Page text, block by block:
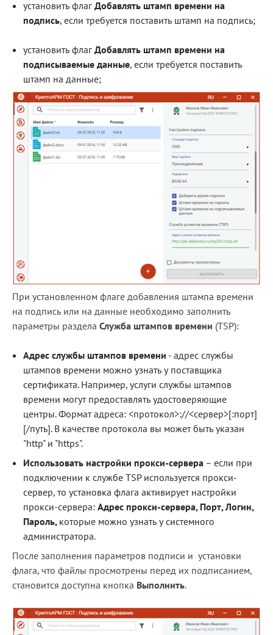
установить флаг Добавлять штамп времени на
подпись, если требуется поставить штамп на подпись;
установить флаг Добавлять штамп времени на
подписываемые данные, если требуется поставить
штамп на данные;
При установленном флаге добавления штампа времени
на подпись или на данные необходимо заполнить
параметры раздела Служба штампов времени (TSP):
Адрес службы штампов времени - адрес службы
штампов времени можно узнать у поставщика
сертификата. Например, услуги службы штампов
времени могут предоставлять удостоверяющие
центры. Формат адреса: <протокол>://<сервер>[:порт]
[/путь]. В качестве протокола вы может быть указан
"http" и "https".
Использовать настройки прокси-сервера – если при
подключении к службе TSP используется прокси-
сервер, то установка флага активирует настройки
прокси-сервера: Адрес прокси-сервера, Порт, Логин,
Пароль, которые можно узнать у системного
администратора.
После заполнения параметров подписи и установки
флага, что файлы просмотрены перед их подписанием,
становится доступна кнопка Выполнить.